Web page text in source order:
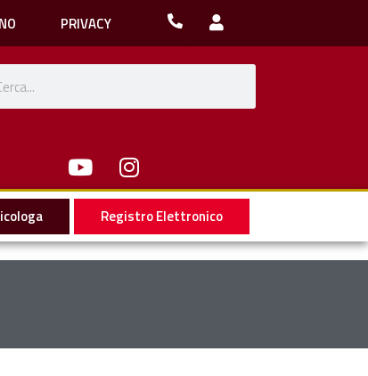
PRIVACY
Registro Elettronico